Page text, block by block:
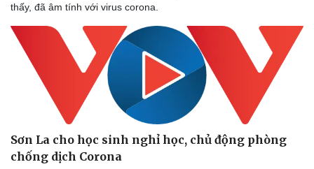
Thể thao
Bóng đá
Ô tô - Xe máy
thấy, đã âm tính với virus corona.
Sơn La cho học sinh nghỉ học, chủ động phòng
chống dịch Corona